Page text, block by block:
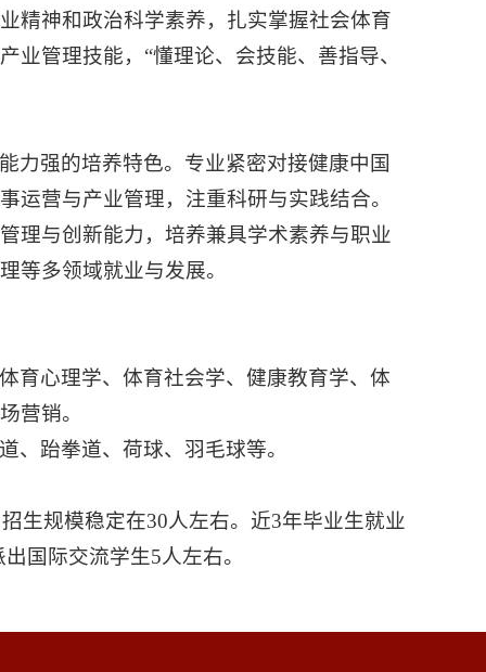
精神和政治科学素养，扎实掌握社会体育
管理技能，“懂理论、会技能、善指导、
力强的培养特色。专业紧密对接健康中国
运营与产业管理，注重科研与实践结合。
理与创新能力，培养兼具学术素养与职业
等多领域就业与发展。
育心理学、体育社会学、健康教育学、体
营销。
、跆拳道、荷球、羽毛球等。
生规模稳定在30人左右。近3年毕业生就业
国际交流学生5人左右。